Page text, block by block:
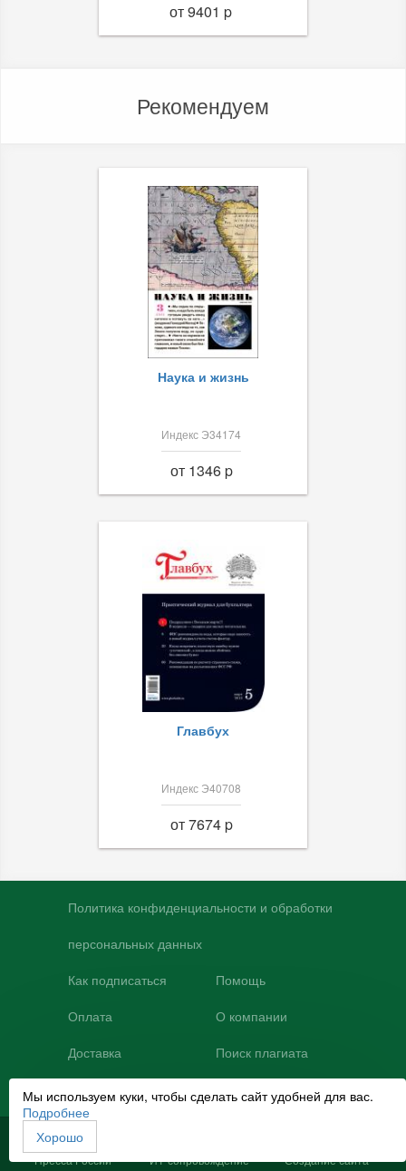
от 9401 p
Рекомендуем
Наука и жизнь
Индекс Э34174
от 1346 p
Главбух
Индекс Э40708
от 7674 p
Политика конфиденциальности и обработки
персональных данных
Как подписаться
Оплата
Доставка
Помощь
О компании
Поиск плагиата
© 2007-2025
Пресса России ИТ-сопровождение Создание сайта
Мы используем куки, чтобы сделать сайт удобней для вас.
Подробнее
Хорошо